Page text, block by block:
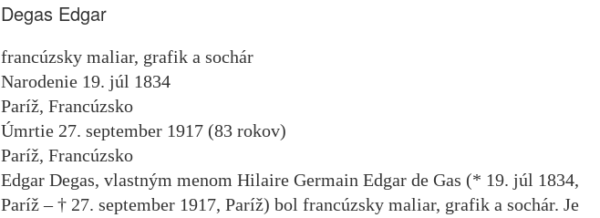
Degas Edgar
francúzsky maliar, grafik a sochár
Narodenie 19. júl 1834
Paríž, Francúzsko
Úmrtie 27. september 1917 (83 rokov)
Paríž, Francúzsko
Edgar Degas, vlastným menom Hilaire Germain Edgar de Gas (* 19. júl 1834,
Paríž – † 27. september 1917, Paríž) bol francúzsky maliar, grafik a sochár. Je